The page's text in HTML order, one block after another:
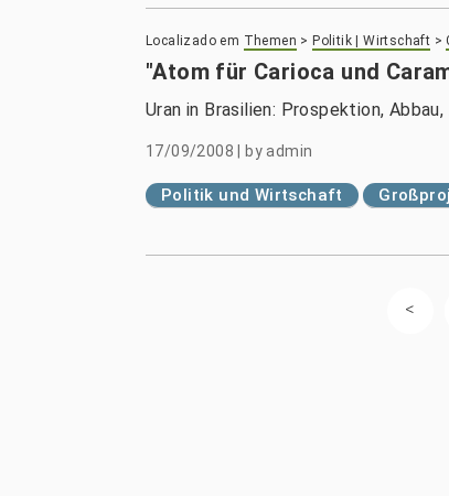
Localizado em Themen > Politik | Wirtschaft >
"Atom für Carioca und
Uran in Brasilien: Prospektion,
17/09/2008 byadmin
Politik und Wirtschaft